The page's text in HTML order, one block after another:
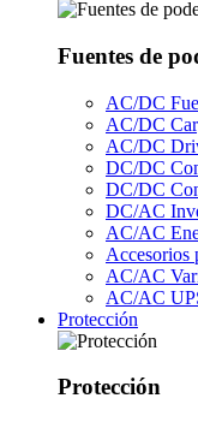
Fuentes de
AC/DC
AC/DC
AC/DC
DC/DC
DC/DC
DC/AC
AC/AC
Accesorios
AC/AC
AC/AC
Protección
Protección